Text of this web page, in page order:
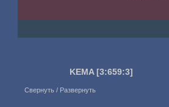
KEMA [3:659:3]
Свернуть / Развернуть